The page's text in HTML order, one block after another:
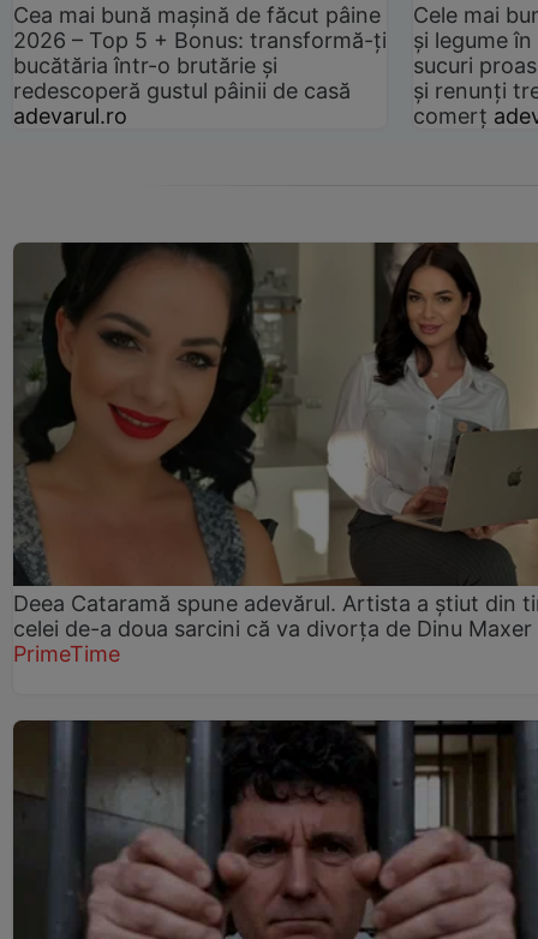
Cea mai bună mașină de făcut pâine
2026 – Top 5 + Bonus: transformă-ți
bucătăria într-o brutărie și
redescoperă gustul pâinii de casă
adevarul.ro
Cele mai
și legume
sucuri
și renunți
comerț
Deea Cataramă spune adevărul. Artista a știut din
celei de-a doua sarcini că va divorța de Dinu Maxer
PrimeTime